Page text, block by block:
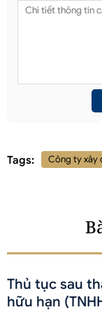
Tags: Công ty xây
Thủ tục sau
hữu hạn